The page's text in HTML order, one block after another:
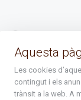
+376 878
Aquesta
Les cookies
contingut i els
trànsit a la web. A